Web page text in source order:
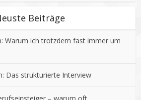
Beiträge
Warum ich trotzdem fast immer um
Das strukturierte Interview